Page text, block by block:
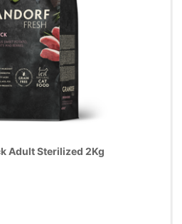
Adult Sterilized 2Kg